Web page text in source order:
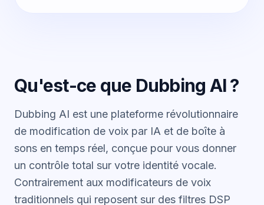
Qu'est-ce que Dubbing AI ?
Dubbing AI est une plateforme révolutionnaire
de modification de voix par IA et de boîte à
sons en temps réel, conçue pour vous donner
un contrôle total sur votre identité vocale.
Contrairement aux modificateurs de voix
traditionnels qui reposent sur des filtres DSP